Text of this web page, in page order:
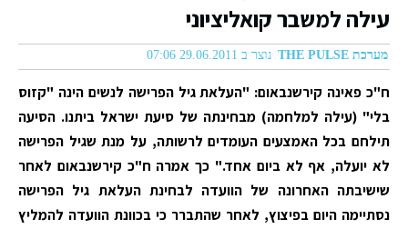
עילה למשבר קואליציוני
מערכת THE PULSE נוצר ב 29.06.2011 07:06
ח"כ פאינה קירשנבאום: "העלאת גיל הפרישה לנשים הינה "קזוס
בלי" (עילה למלחמה) מבחינתה של סיעת ישראל ביתנו. הסיעה
תילחם בכל האמצעים העומדים לרשותה, על מנת שגיל הפרישה
לא יועלה, אף לא ביום אחד." כך אמרה ח"כ קירשנבאום לאחר
שישיבתה האחרונה של הוועדה לבחינת העלאת גיל הפרישה
נסתיימה היום בפיצוץ, לאחר שהתברר כי בכוונת הוועדה להמליץ